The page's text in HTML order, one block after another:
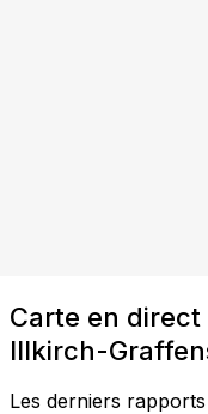
Carte en direct
Illkirch-
Les derniers